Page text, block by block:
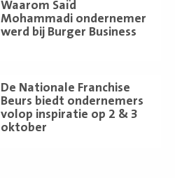
Waarom Saïd
Mohammadi ondernemer
werd bij Burger Business
De Nationale Franchise
Beurs biedt ondernemers
volop inspiratie op 2 & 3
oktober